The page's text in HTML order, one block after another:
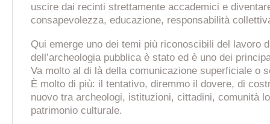
uscire dai recinti strettamente accademici e
consapevolezza, educazione, responsabilità
Qui emerge uno dei temi più riconoscibili del lavoro
dell’archeologia pubblica è stato ed è uno dei
Va molto al di là della comunicazione superficiale o
È molto di più: il tentativo, diremmo il dovere, di
nuovo tra archeologi, istituzioni, cittadini, comunità
patrimonio culturale.